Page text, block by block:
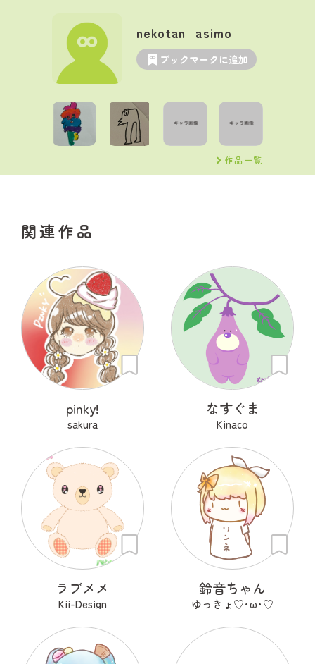
nekotan_asimo
ブックマークに追加
作品一覧
関連作品
pinky!
sakura
なすぐま
Kinaco
ラブメメ
Kii-Design
鈴音ちゃん
ゆっきょ♡･ω･♡